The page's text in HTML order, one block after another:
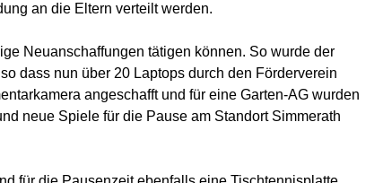
an die Eltern verteilt werden.
Neuanschaffungen tätigen können. So wurde der
dass nun über 20 Laptops durch den Förderverein
angeschafft und für eine Garten-AG wurden
neue Spiele für die Pause am Standort Simmerath